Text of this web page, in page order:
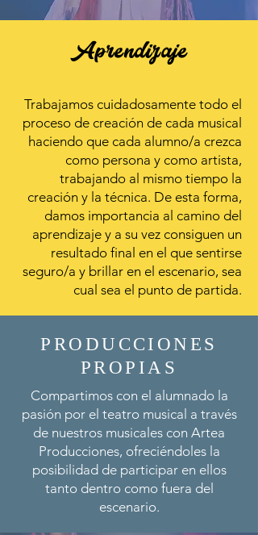
Aprendizaje
Trabajamos cuidadosamente todo el
proceso de creación de cada musical
haciendo que cada alumno/a crezca
como persona y como artista,
trabajando al mismo tiempo la
creación y la técnica. De esta forma,
damos importancia al camino del
aprendizaje y a su vez consiguen un
resultado final en el que sentirse
seguro/a y brillar en el escenario, sea
cual sea el punto de partida.
PRODUCCIONES
PROPIAS
Compartimos con el alumnado la
pasión por el teatro musical a través
de nuestros musicales con Artea
Producciones, ofreciéndoles la
posibilidad de participar en ellos
tanto dentro como fuera del
escenario.